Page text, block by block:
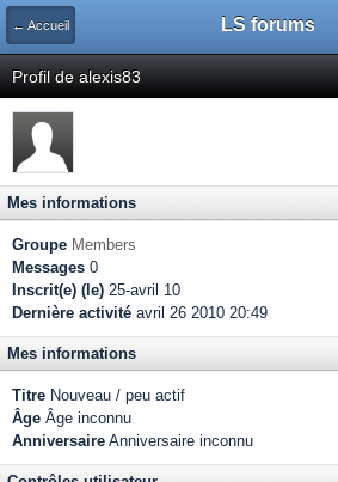
← Accueil LS forums
Profil de alexis83
Mes informations
Groupe Members
Messages 0
Inscrit(e) (le) 25-avril 10
Dernière activité avril 26 2010 20:49
Mes informations
Titre Nouveau / peu actif
Âge Âge inconnu
Anniversaire Anniversaire inconnu